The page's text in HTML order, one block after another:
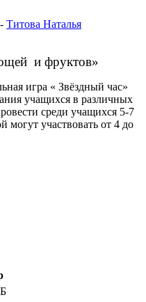
Титова Наталья
и фруктов»
игра « Звёздный час»
учащихся в различных
среди учащихся 5-7
могут участвовать от 4 до